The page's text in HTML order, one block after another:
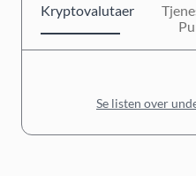
Kryptovalutaer
Se listen over